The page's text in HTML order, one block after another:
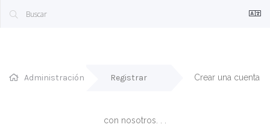
Administración Registrar Crear una cuenta
con nosotros. . .